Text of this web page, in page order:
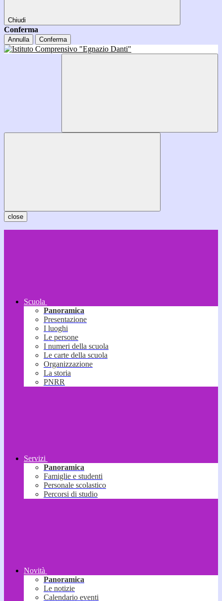
Chiudi
Conferma
Annulla Conferma
close
Scuola
Panoramica
Presentazione
I luoghi
Le persone
I numeri della scuola
Le carte della scuola
Organizzazione
La storia
PNRR
Servizi
Panoramica
Famiglie e studenti
Personale scolastico
Percorsi di studio
Novità
Panoramica
Le notizie
Calendario eventi